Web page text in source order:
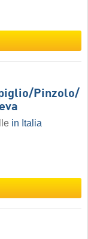
​Pinzolo/​
in Italia